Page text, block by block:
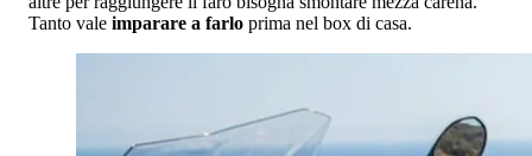
Tanto vale imparare a farlo prima nel box di casa.